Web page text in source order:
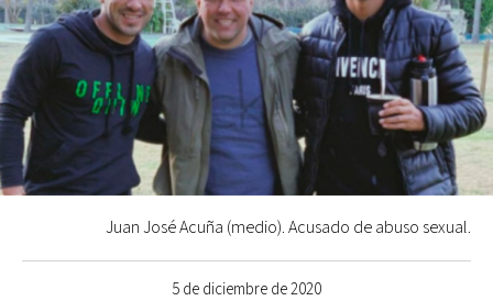
5 de diciembre de 2020
Juan José Acuña (medio). Acusado de abuso sexual.